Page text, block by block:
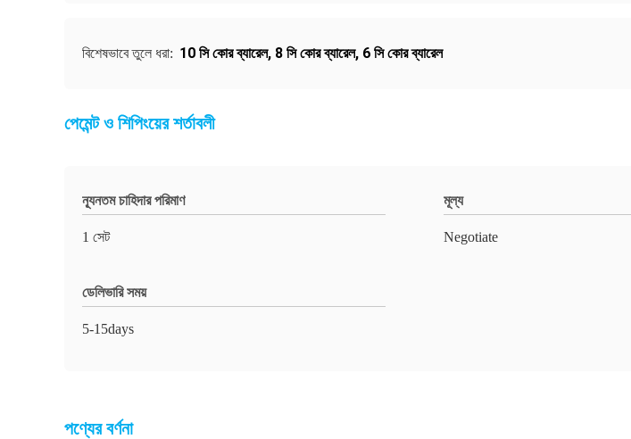
বিশেষভাবে তুলে ধরা: 10 সি কোর ব্যারেল, 8 সি কোর ব্যারেল, 6 সি কোর ব্যারেল
পেমেন্ট ও শিপিংয়ের শর্তাবলী
ন্যূনতম চাহিদার পরিমাণ
1 সেট
মূল্য
Negotiate
ডেলিভারি সময়
5-15days
পণ্যের বর্ণনা